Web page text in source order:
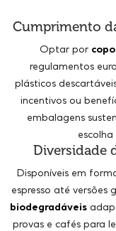
Cumprimento
Optar por
regulamentos
plásticos
incentivos ou
embalagens
Diversidade
Disponíveis em
espresso até versões
biodegradáveis
provas e cafés para